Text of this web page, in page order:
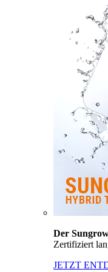
Der
Zertifiziert
JETZT